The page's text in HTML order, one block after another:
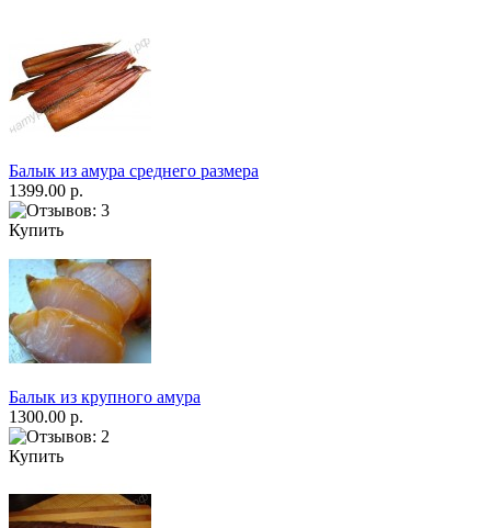
Балык из амура среднего размера
1399.00 р.
Купить
Балык из крупного амура
1300.00 р.
Купить